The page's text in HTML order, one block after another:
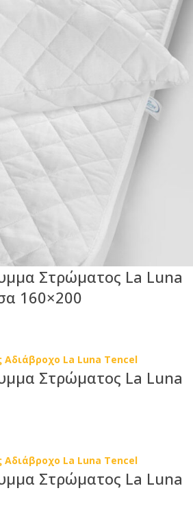
Στρώματος La Luna
160×200
Στρώματος La Luna
Στρώματος La Luna